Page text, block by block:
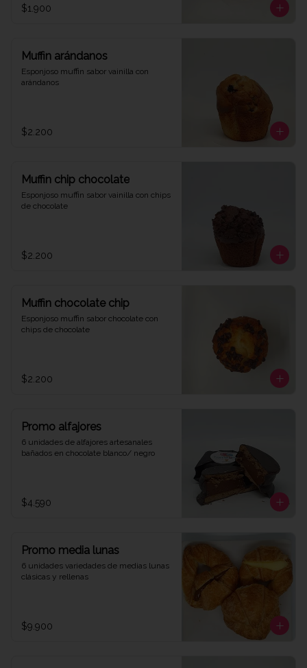
$1.900
Muffin arándanos
Esponjoso muffin sabor vainilla con
arándanos
$2.200
Muffin chip chocolate
Esponjoso muffin sabor vainilla con chips
de chocolate
$2.200
Muffin chocolate chip
Esponjoso muffin sabor chocolate con
chips de chocolate
$2.200
Promo alfajores
6 unidades de alfajores artesanales
bañados en chocolate blanco/ negro
$4.590
Promo media lunas
6 unidades variedades de medias lunas
clásicas y rellenas
$9.900